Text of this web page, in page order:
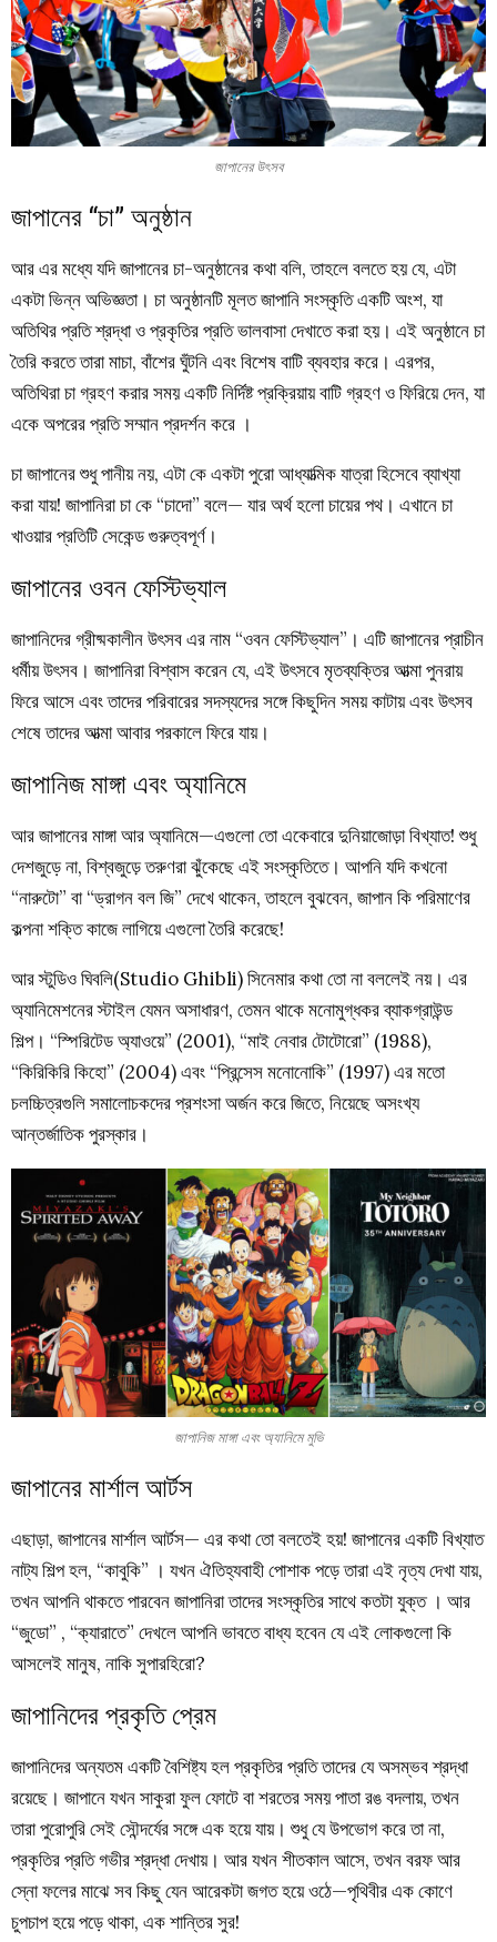
জাপানের উৎসব
জাপানের “চা” অনুষ্ঠান
আর এর মধ্যে যদি জাপানের চা-অনুষ্ঠানের কথা বলি, তাহলে বলতে হয় যে, এটা
একটা ভিন্ন অভিজ্ঞতা। চা অনুষ্ঠানটি মূলত জাপানি সংস্কৃতি একটি অংশ, যা
অতিথির প্রতি শ্রদ্ধা ও প্রকৃতির প্রতি ভালবাসা দেখাতে করা হয়। এই অনুষ্ঠানে চা
তৈরি করতে তারা মাচা, বাঁশের ঘুঁটনি এবং বিশেষ বাটি ব্যবহার করে। এরপর,
অতিথিরা চা গ্রহণ করার সময় একটি নির্দিষ্ট প্রক্রিয়ায় বাটি গ্রহণ ও ফিরিয়ে দেন, যা
একে অপরের প্রতি সম্মান প্রদর্শন করে ।
চা জাপানের শুধু পানীয় নয়, এটা কে একটা পুরো আধ্যাত্মিক যাত্রা হিসেবে ব্যাখ্যা
করা যায়! জাপানিরা চা কে “চাদো” বলে— যার অর্থ হলো চায়ের পথ। এখানে চা
খাওয়ার প্রতিটি সেকেন্ড গুরুত্বপূর্ণ।
জাপানের ওবন ফেস্টিভ্যাল
জাপানিদের গ্রীষ্মকালীন উৎসব এর নাম “ওবন ফেস্টিভ্যাল”। এটি জাপানের প্রাচীন
ধর্মীয় উৎসব। জাপানিরা বিশ্বাস করেন যে, এই উৎসবে মৃতব্যক্তির আত্মা পুনরায়
ফিরে আসে এবং তাদের পরিবারের সদস্যদের সঙ্গে কিছুদিন সময় কাটায় এবং উৎসব
শেষে তাদের আত্মা আবার পরকালে ফিরে যায়।
জাপানিজ মাঙ্গা এবং অ্যানিমে
আর জাপানের মাঙ্গা আর অ্যানিমে—এগুলো তো একেবারে দুনিয়াজোড়া বিখ্যাত! শুধু
দেশজুড়ে না, বিশ্বজুড়ে তরুণরা ঝুঁকেছে এই সংস্কৃতিতে। আপনি যদি কখনো
“নারুটো” বা “ড্রাগন বল জি” দেখে থাকেন, তাহলে বুঝবেন, জাপান কি পরিমাণের
কল্পনা শক্তি কাজে লাগিয়ে এগুলো তৈরি করেছে!
আর স্টুডিও ঘিবলি(Studio Ghibli) সিনেমার কথা তো না বললেই নয়। এর
অ্যানিমেশনের স্টাইল যেমন অসাধারণ, তেমন থাকে মনোমুগ্ধকর ব্যাকগ্রাউন্ড
শিল্প। “স্পিরিটেড অ্যাওয়ে” (2001), “মাই নেবার টোটোরো” (1988),
“কিরিকিরি কিহো” (2004) এবং “প্রিন্সেস মনোনোকি” (1997) এর মতো
চলচ্চিত্রগুলি সমালোচকদের প্রশংসা অর্জন করে জিতে, নিয়েছে অসংখ্য
আন্তর্জাতিক পুরস্কার।
জাপানিজ মাঙ্গা এবং অ্যানিমে মুভি
জাপানের মার্শাল আর্টস
এছাড়া, জাপানের মার্শাল আর্টস— এর কথা তো বলতেই হয়! জাপানের একটি বিখ্যাত
নাট্য শিল্প হল, “কাবুকি” । যখন ঐতিহ্যবাহী পোশাক পড়ে তারা এই নৃত্য দেখা যায়,
তখন আপনি থাকতে পারবেন জাপানিরা তাদের সংস্কৃতির সাথে কতটা যুক্ত । আর
“জুডো” , “ক্যারাতে” দেখলে আপনি ভাবতে বাধ্য হবেন যে এই লোকগুলো কি
আসলেই মানুষ, নাকি সুপারহিরো?
জাপানিদের প্রকৃতি প্রেম
জাপানিদের অন্যতম একটি বৈশিষ্ট্য হল প্রকৃতির প্রতি তাদের যে অসম্ভব শ্রদ্ধা
রয়েছে। জাপানে যখন সাকুরা ফুল ফোটে বা শরতের সময় পাতা রঙ বদলায়, তখন
তারা পুরোপুরি সেই সৌন্দর্যের সঙ্গে এক হয়ে যায়। শুধু যে উপভোগ করে তা না,
প্রকৃতির প্রতি গভীর শ্রদ্ধা দেখায়। আর যখন শীতকাল আসে, তখন বরফ আর
স্নো ফলের মাঝে সব কিছু যেন আরেকটা জগত হয়ে ওঠে—পৃথিবীর এক কোণে
চুপচাপ হয়ে পড়ে থাকা, এক শান্তির সুর!